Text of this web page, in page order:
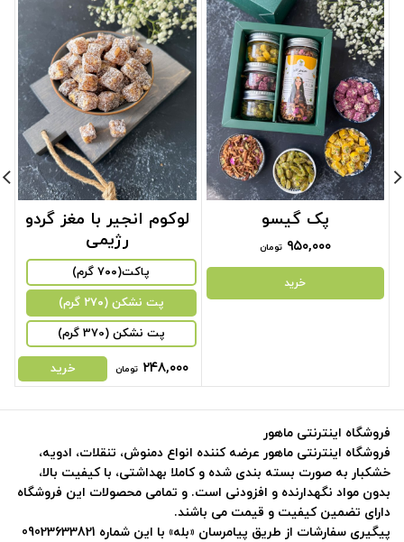
پک گیسو
۹۵۰,۰۰۰ تومان
خرید
لوکوم انجیر با مغز گردو
رژیمی
پاکت(۷۰۰ گرم)
‌پت نشکن (۲۷۰ گرم)
پت نشکن (370 گرم)
۲۴۸,۰۰۰ تومان خرید
فروشگاه اینترنتی ماهور
فروشگاه اینترنتی ماهور عرضه کننده انواع دمنوش، تنقلات، ادویه،
خشکبار به صورت بسته بندی شده و کاملا بهداشتی، با کیفیت بالا،
بدون مواد نگهدارنده و افزودنی است. و تمامی محصولات این فروشگاه
دارای تضمین کیفیت و قیمت می باشند.
پیگیری سفارشات از طریق پیامرسان «بله» با این شماره 09023633821